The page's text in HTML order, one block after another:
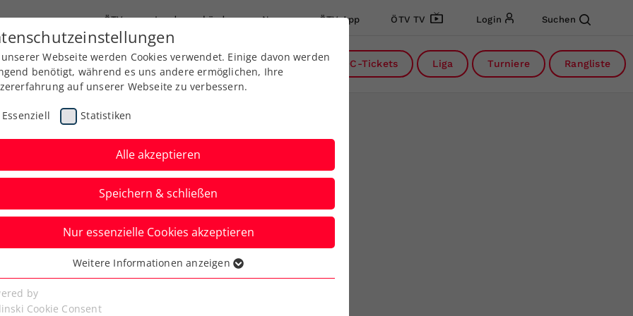
ÖTV Landesverbände News ÖTV App ÖTV TV Login Suchen
Ausbildung Services Über uns Kreise DC-Tickets Liga Turniere Rangliste
Erler
Webseite werden Cookies verwendet. Einige davon werden
benötigt, während es uns andere ermöglichen, Ihre
auf unserer Webseite zu verbessern.
Essenziell Statistiken
Alle akzeptieren
Speichern & schließen
Nur essenzielle Cookies akzeptieren
Cookies werden für grundlegende Funktionen der
benötigt. Dadurch ist gewährleistet, dass die Webseite
Weitere Informationen anzeigen
by
Cookie Consent